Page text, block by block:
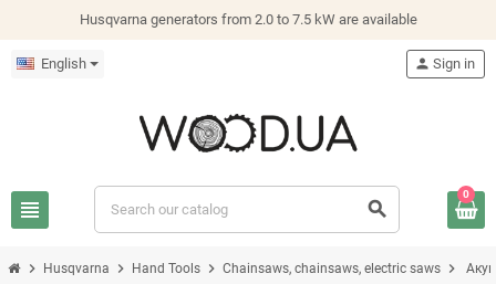
Husqvarna generators from 2.0 to 7.5 kW are available
English
view_headline search
person Sign in
0
chevron_right Husqvarna chevron_right Hand Tools chevron_right Chainsaws, chainsaws, electric saws chevron_right